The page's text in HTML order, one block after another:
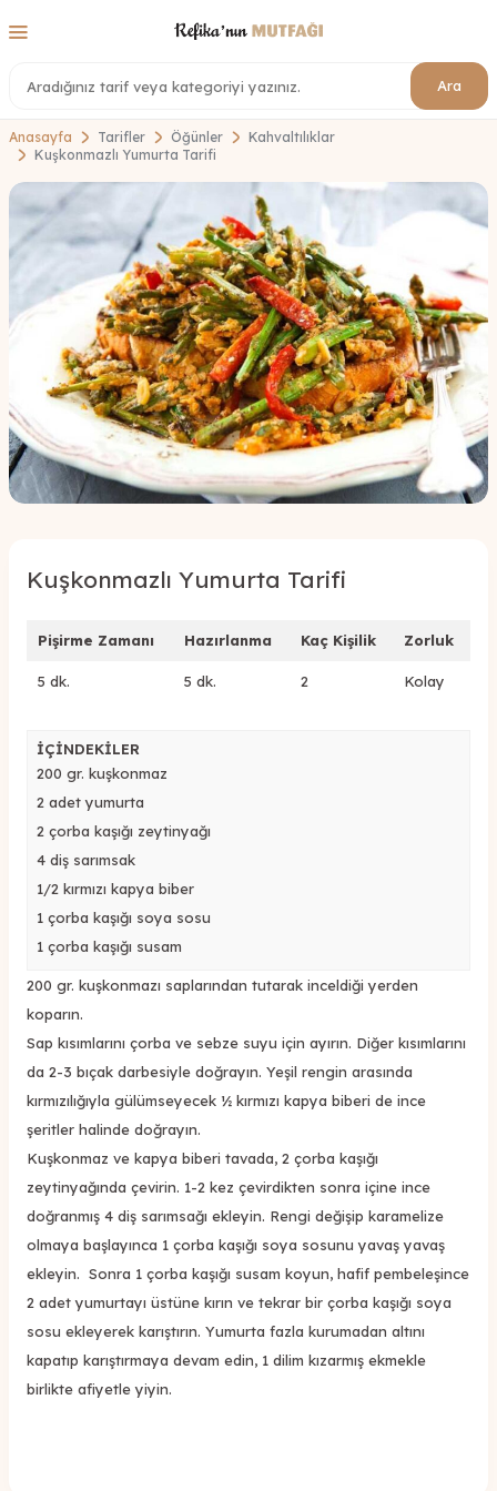
Ara
Anasayfa Tarifler Öğünler
Kahvaltılıklar
Kuşkonmazlı Yumurta Tarifi
Kuşkonmazlı Yumurta Tarifi
Pişirme Zamanı Hazırlanma Kaç Kişilik Zorluk
5 dk. 5 dk. 2 Kolay
İÇİNDEKİLER
200 gr. kuşkonmaz
2 adet yumurta
2 çorba kaşığı zeytinyağı
4 diş sarımsak
1/2 kırmızı kapya biber
1 çorba kaşığı soya sosu
1 çorba kaşığı susam
200 gr. kuşkonmazı saplarından tutarak inceldiği yerden
koparın.
Sap kısımlarını çorba ve sebze suyu için ayırın. Diğer kısımlarını
da 2-3 bıçak darbesiyle doğrayın. Yeşil rengin arasında
kırmızılığıyla gülümseyecek ½ kırmızı kapya biberi de ince
şeritler halinde doğrayın.
Kuşkonmaz ve kapya biberi tavada, 2 çorba kaşığı
zeytinyağında çevirin. 1-2 kez çevirdikten sonra içine ince
doğranmış 4 diş sarımsağı ekleyin. Rengi değişip karamelize
olmaya başlayınca 1 çorba kaşığı soya sosunu yavaş yavaş
ekleyin. Sonra 1 çorba kaşığı susam koyun, hafif pembeleşince
2 adet yumurtayı üstüne kırın ve tekrar bir çorba kaşığı soya
sosu ekleyerek karıştırın. Yumurta fazla kurumadan altını
kapatıp karıştırmaya devam edin, 1 dilim kızarmış ekmekle
birlikte afiyetle yiyin.